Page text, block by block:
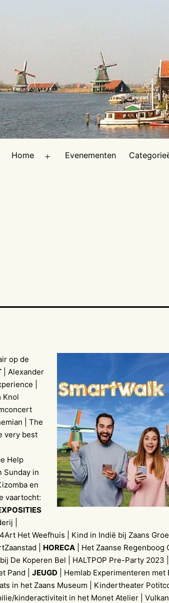
Home Evenementen
op de
| Alexander
|
Knol
| The
very best
Help
Sunday in
en
vaartocht:
|
Het Weefhuis | Kind in Indië bij Zaans
| HORECA | Het Zaanse Regenboog
De Koperen Bel | HALTPOP Pre-Party 2023
Pand | JEUGD | Hemlab Experimenteren met
in het Zaans Museum | Kindertheater
kinderactiviteit in het Monet Atelier |